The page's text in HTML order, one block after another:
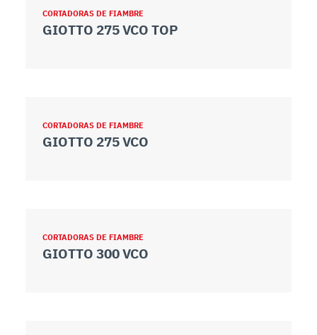
CORTADORAS DE FIAMBRE
GIOTTO 275 VCO TOP
CORTADORAS DE FIAMBRE
GIOTTO 275 VCO
CORTADORAS DE FIAMBRE
GIOTTO 300 VCO